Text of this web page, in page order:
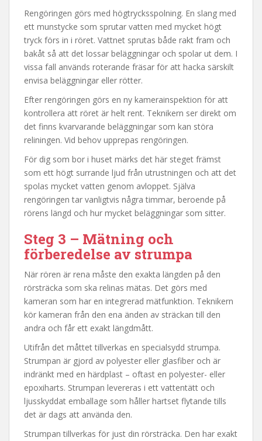
Rengöringen görs med högtrycksspolning. En slang med
ett munstycke som sprutar vatten med mycket högt
tryck förs in i röret. Vattnet sprutas både rakt fram och
bakåt så att det lossar beläggningar och spolar ut dem. I
vissa fall används roterande fräsar för att hacka särskilt
envisa beläggningar eller rötter.
Efter rengöringen görs en ny kamerainspektion för att
kontrollera att röret är helt rent. Teknikern ser direkt om
det finns kvarvarande beläggningar som kan störa
reliningen. Vid behov upprepas rengöringen.
För dig som bor i huset märks det här steget främst
som ett högt surrande ljud från utrustningen och att det
spolas mycket vatten genom avloppet. Själva
rengöringen tar vanligtvis några timmar, beroende på
rörens längd och hur mycket beläggningar som sitter.
Steg 3 – Mätning och
förberedelse av strumpa
När rören är rena måste den exakta längden på den
rörsträcka som ska relinas mätas. Det görs med
kameran som har en integrerad mätfunktion. Teknikern
kör kameran från den ena änden av sträckan till den
andra och får ett exakt längdmått.
Utifrån det måttet tillverkas en specialsydd strumpa.
Strumpan är gjord av polyester eller glasfiber och är
indränkt med en härdplast – oftast en polyester- eller
epoxiharts. Strumpan levereras i ett vattentätt och
ljusskyddat emballage som håller hartset flytande tills
det är dags att använda den.
Strumpan tillverkas för just din rörsträcka. Den har exakt